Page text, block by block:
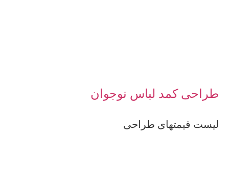
طراحی کمد لباس نوجوان
لیست قیمتهای طراحی